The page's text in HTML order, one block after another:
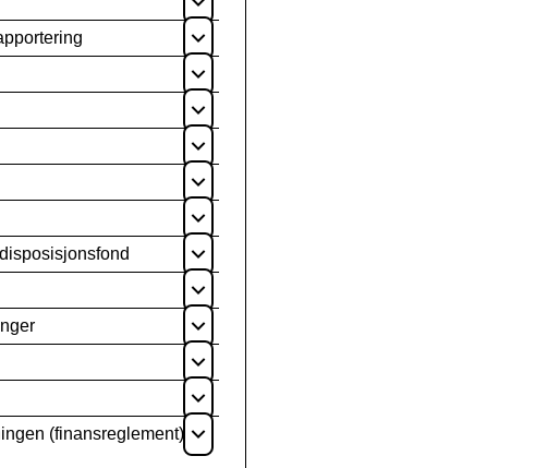
Åpne
Åpne
Åpne
Åpne
Åpne
Åpne
Åpne
Åpne
Åpne
Åpne
Åpne
Åpne
(finansreglement)
Åpne